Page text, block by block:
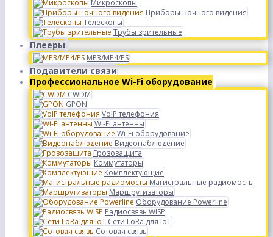
Микроскопы
Приборы ночного видения
Телескопы
Трубы зрительные
Плееры
MP3/MP4/PS
Подавители связи
Профессиональное Wi-Fi оборудование
CWDM
GPON
VoIP телефония
Wi-Fi антенны
Wi-Fi оборудование
Видеонаблюдение
Грозозащита
Коммутаторы
Комплектующие
Магистральные радиомосты
Маршрутизаторы
Оборудование Powerline
Радиосвязь WISP
Сети LoRa для IoT
Сотовая связь